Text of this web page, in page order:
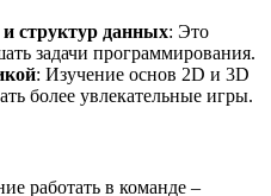
структур данных: Это
задачи программирования.
: Изучение основ 2D и 3D
более увлекательные игры.
работать в команде –